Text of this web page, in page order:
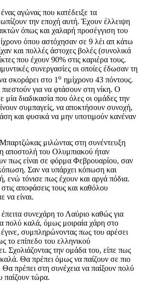
αγώνας που κατέδειξε τα
την εποχή αυτή. Έχουν έλλειψη
όπως και χαλαρή προσέγγιση του
όπου αστόχησαν σε 9 λέι απ κάτω
και πολλές άστοχες βολές (συνολικά
που έχουν 90% στις καριέρα τους.
συνεργασίες οι οποίες έδωσαν τη
σκοράρει στο 1ο ημίχρονο 43 πόντους.
για να φτάσουν στη νίκη. Ο
μία διαδικασία που όλες οι ομάδες την
συμπαγείς, να αποκτήσουν συνοχή,
και φυσικά να μην υποτιμούν κανέναν
μιλώντας στη συνέντευξη
αποστολή του Ολυμπιακού ήταν
πως είναι σε φόρμα Φεβρουαρίου, σαν
Σαν να υπάρχει κόπωση και
ενώ τόνισε πως έχουν και αργά πόδια.
στις αποφάσεις τους και καθόλου
να είναι.
συνεχάρη το Λαύριο καθώς για
πολύ καλά, όμως μοιραία χάρη στο
έγινε, συμπληρώνοντας πως του αρέσει
το επίπεδο του ελληνικού
Σχολιάζοντας την ομάδα του, είπε πως
Θα πρέπει όμως να παίζουν σε πιο
πρέπει στη συνέχεια να παίξουν πολύ
παίζουν τώρα.